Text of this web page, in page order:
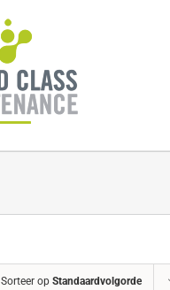
Sorteer op Standaardvolgorde